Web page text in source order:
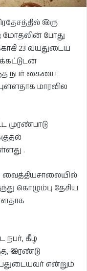
இரு
மோதலின் போது
23 வயதுடைய
நபர் கையை
மாரவில
முரண்பாடு
.
கொழும்பு தேசிய
நபர், கீழ்
இரண்டு
என்றும்